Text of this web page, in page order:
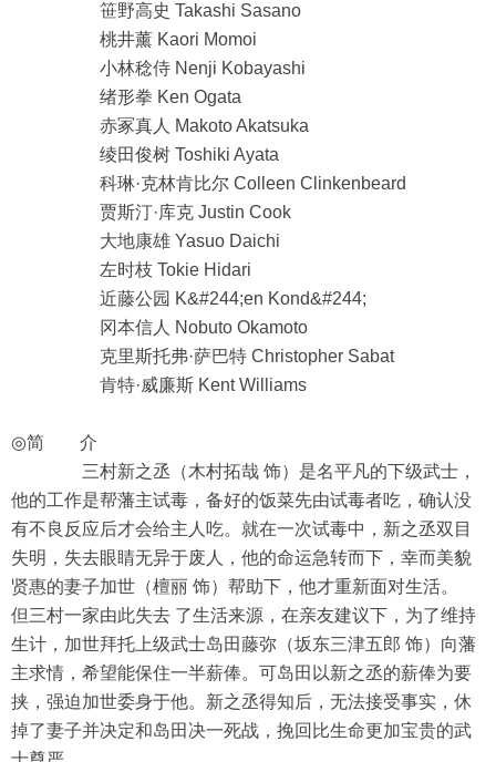
笹野高史 Takashi Sasano
桃井薰 Kaori Momoi
小林稔侍 Nenji Kobayashi
绪形拳 Ken Ogata
赤冢真人 Makoto Akatsuka
绫田俊树 Toshiki Ayata
科琳·克林肯比尔 Colleen Clinkenbeard
贾斯汀·库克 Justin Cook
大地康雄 Yasuo Daichi
左时枝 Tokie Hidari
近藤公园 K&#244;en Kond&#244;
冈本信人 Nobuto Okamoto
克里斯托弗·萨巴特 Christopher Sabat
肯特·威廉斯 Kent Williams
◎简 介
三村新之丞（木村拓哉 饰）是名平凡的下级武士，
他的工作是帮藩主试毒，备好的饭菜先由试毒者吃，确认没
有不良反应后才会给主人吃。就在一次试毒中，新之丞双目
失明，失去眼睛无异于废人，他的命运急转而下，幸而美貌
贤惠的妻子加世（檀丽 饰）帮助下，他才重新面对生活。
但三村一家由此失去 了生活来源，在亲友建议下，为了维持
生计，加世拜托上级武士岛田藤弥（坂东三津五郎 饰）向藩
主求情，希望能保住一半薪俸。可岛田以新之丞的薪俸为要
挟，强迫加世委身于他。新之丞得知后，无法接受事实，休
掉了妻子并决定和岛田决一死战，挽回比生命更加宝贵的武